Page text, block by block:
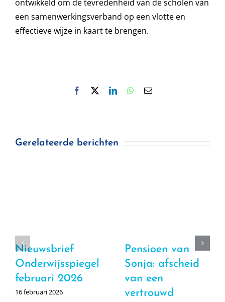
ontwikkeld om de tevredenheid van de scholen van
een samenwerkingsverband op een vlotte en
effectieve wijze in kaart te brengen.
Facebook LinkedInWhatsApp
E-
Gerelateerde berichten
Nieuwsbrief
Onderwijsspiegel
februari 2026
16 februari 2026
Pensioen van
Sonja: afscheid
van een
vertrouwd